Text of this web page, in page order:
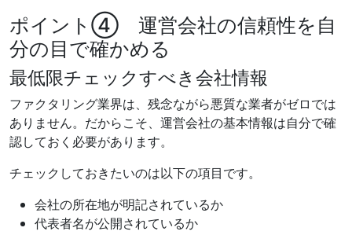
ポイント④ 運営会社の信頼性を自
分の目で確かめる
最低限チェックすべき会社情報
ファクタリング業界は、残念ながら悪質な業者がゼロでは
ありません。だからこそ、運営会社の基本情報は自分で確
認しておく必要があります。
チェックしておきたいのは以下の項目です。
会社の所在地が明記されているか
代表者名が公開されているか